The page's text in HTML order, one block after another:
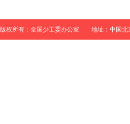
版权所有：全国少工委办公室 地址：中国北